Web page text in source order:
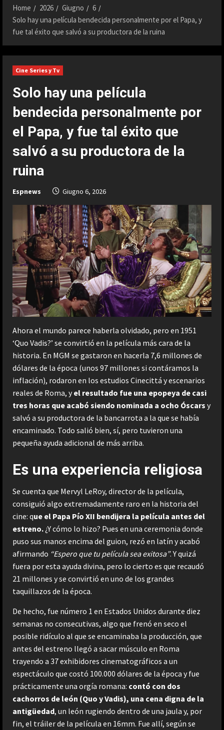
Home 2026 Giugno
6
Solo hay una película bendecida personalmente por el Papa, y
fue tal éxito que salvó a su productora de la ruina
Cine Series y Tv
Solo hay una película
bendecida personalmente por
el Papa, y fue tal éxito que
salvó a su productora de la
ruina
Espnews Giugno 6, 2026
Ahora el mundo parece haberla olvidado, pero en 1951
‘Quo Vadis?’ se convirtió en la película más cara de la
historia. En MGM se gastaron en hacerla 7,6 millones de
dólares de la época (unos 97 millones si contáramos la
inflación), rodaron en los estudios Cinecittá y escenarios
reales de Roma, y el resultado fue una epopeya de casi
tres horas que acabó siendo nominada a ocho Óscars y
salvó a su productora de la bancarrota a la que se había
encaminado. Todo salió bien, sí, pero tuvieron una
pequeña ayuda adicional de más arriba.
Es una experiencia religiosa
Se cuenta que Mervyl LeRoy, director de la película,
consiguió algo extremadamente raro en la historia del
cine: que el Papa Pío XII bendijera la película antes del
estreno. ¿Y cómo lo hizo? Pues en una ceremonia donde
puso sus manos encima del guion, rezó en latín y acabó
afirmando “Espero que tu película sea exitosa”. Y quizá
fuera por esta ayuda divina, pero lo cierto es que recaudó
21 millones y se convirtió en uno de los grandes
taquillazos de la época.
De hecho, fue número 1 en Estados Unidos durante diez
semanas no consecutivas, algo que frenó en seco el
posible ridículo al que se encaminaba la producción, que
antes del estreno llegó a sacar músculo en Roma
trayendo a 37 exhibidores cinematográficos a un
espectáculo que costó 100.000 dólares de la época y fue
prácticamente una orgía romana: contó con dos
cachorros de león (Quo y Vadis), una cena digna de la
antigüedad, un león rugiendo dentro de una jaula y, por
fin, el tráiler de la película en 16mm. Fue allí, según se